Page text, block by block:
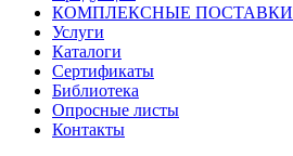
КОМПЛЕКСНЫЕ ПОСТАВКИ
Услуги
Каталоги
Сертификаты
Библиотека
Опросные листы
Контакты